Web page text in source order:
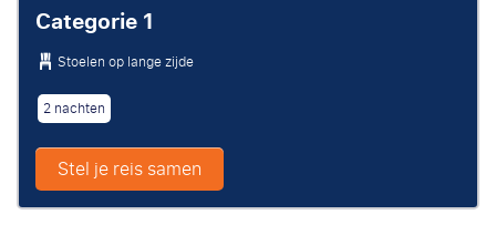
Categorie 1
Stoelen op lange zijde
2 nachten
Stel je reis samen